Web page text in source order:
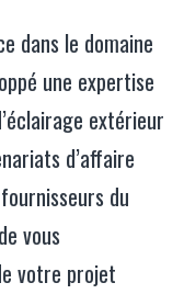
dans le domaine
une expertise
extérieur
d’affaire
du
vous
votre projet